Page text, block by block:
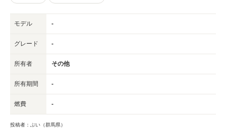
モデル -
グレード -
所有者 その他
所有期間 -
燃費 -
投稿者：ぶい（群馬県）